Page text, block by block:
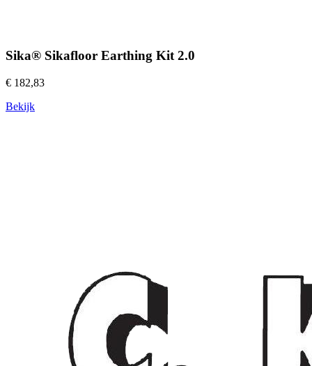
Sika® Sikafloor Earthing Kit 2.0
€ 182,83
Bekijk